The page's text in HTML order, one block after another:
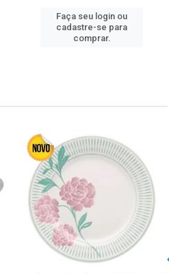
Faça seu login ou
cadastre-se para
comprar.